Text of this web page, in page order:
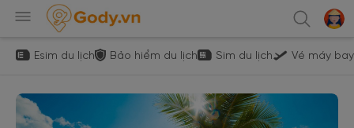
Esim du lịch Bảo hiểm du lịch Sim du lịch Vé máy bay